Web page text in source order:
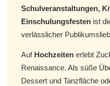
Schulveranstaltungen,
Einschulungsfesten ist
verlässlicher
Auf Hochzeiten erlebt
Renaissance. Als süße
Dessert und Tanzfläche